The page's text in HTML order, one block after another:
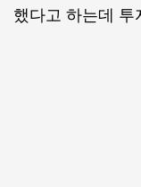
했다고 하는데 투